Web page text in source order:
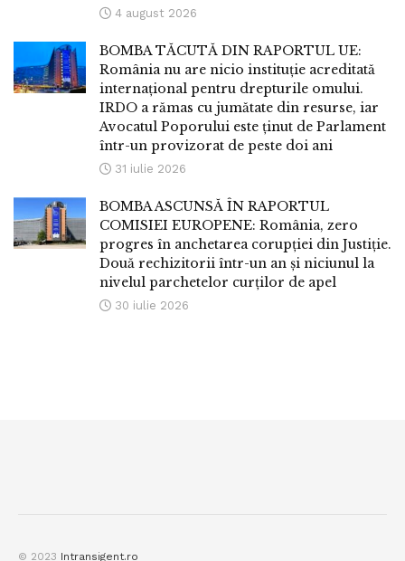
4 august 2026
BOMBA TĂCUTĂ DIN RAPORTUL UE:
România nu are nicio instituție acreditată
internațional pentru drepturile omului.
IRDO a rămas cu jumătate din resurse, iar
Avocatul Poporului este ținut de Parlament
într-un provizorat de peste doi ani
31 iulie 2026
BOMBA ASCUNSĂ ÎN RAPORTUL
COMISIEI EUROPENE: România, zero
progres în anchetarea corupției din Justiție.
Două rechizitorii într-un an și niciunul la
nivelul parchetelor curților de apel
30 iulie 2026
© 2023 Intransigent.ro